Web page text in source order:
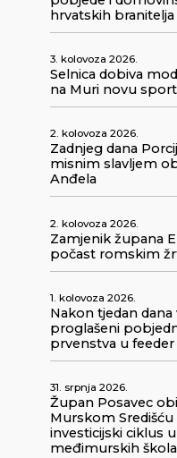
hrvatskih branitelja
3. kolovoza 2026.
Selnica dobiva
na Muri novu
2. kolovoza 2026.
Zadnjeg dana
misnim slavljem
Anđela
2. kolovoza 2026.
Zamjenik župana
počast romskim
1. kolovoza 2026.
Nakon tjedan
proglašeni
prvenstva u
31. srpnja 2026.
Župan Posavec
Murskom Središću
investicijski ciklus
međimurskih škola